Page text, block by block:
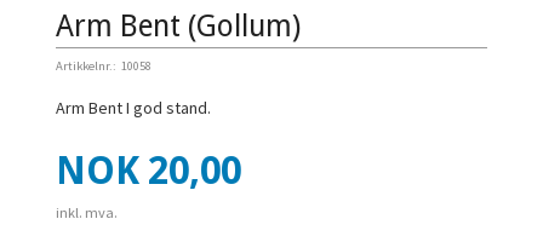
Arm Bent (Gollum)
Artikkelnr.: 10058
Arm Bent I god stand.
Pris
NOK 20,00
inkl. mva.